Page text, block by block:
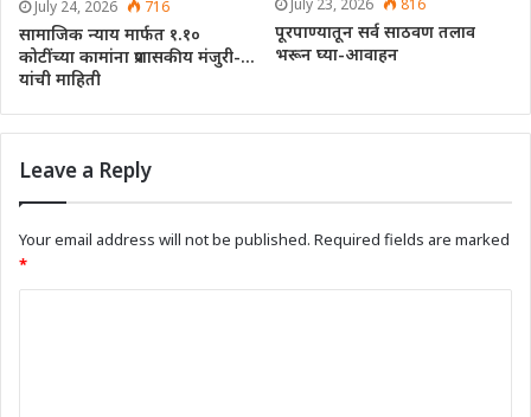
July 24, 2026 716
सामाजिक न्याय मार्फत १.१०
कोटींच्या कामांना प्रशासकीय मंजुरी-…
यांची माहिती
July 23, 2026 816
पूरपाण्यातून सर्व साठवण तलाव
भरून घ्या-आवाहन
Leave a Reply
Your email address will not be published. Required fields are marked
*